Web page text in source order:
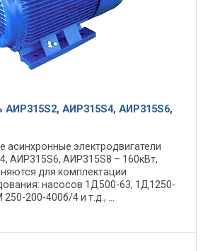
АИР315S2, АИР315S4, АИР315S6,
электродвигатели
АИР315S6, АИР315S8 – 160кВт,
для комплектации
насосов 1Д500-63, 1Д1250-
200-400б/4 и т.д., ...